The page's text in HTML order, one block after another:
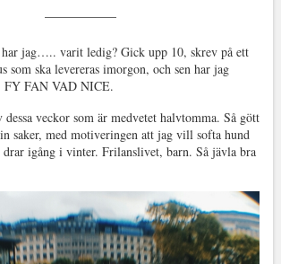
jag….. varit ledig? Gick upp 10, skrev på ett
som ska levereras imorgon, och sen har jag
FY FAN VAD NICE.
veckor som är medvetet halvtomma. Så gött
saker, med motiveringen att jag vill softa hund
igång i vinter. Frilanslivet, barn. Så jävla bra